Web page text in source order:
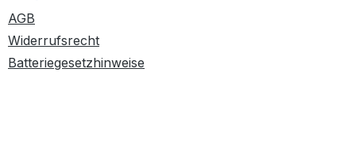
AGB
Widerrufsrecht
Batteriegesetzhinweise